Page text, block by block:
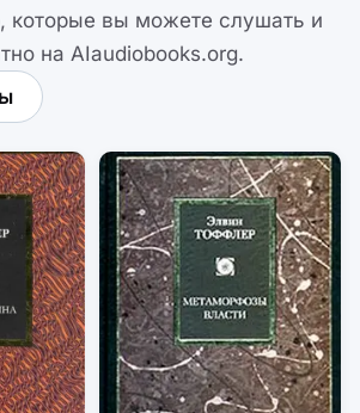
которые вы можете слушать и
на AIaudiobooks.org.